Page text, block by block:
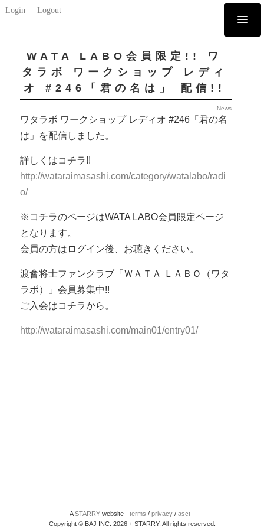
Login Logout
WATA LABO会員限定!! ワ
タラボ ワークショップ レディ
オ #246「君の名は」 配信!!
News
ワタラボ ワークショップ レディオ #246「君の名
は」を配信しました。
詳しくはコチラ!!
http://wataraimasashi.com/category/watalabo/radi
o/
※コチラのページはWATA LABO会員限定ページ
となります。
会員の方はログイン後、お聴きください。
渡會将士ファンクラブ「ＷＡＴＡ ＬＡＢＯ（ワタ
ラボ）」会員募集中!!
ご入会はコチラから。
http://wataraimasashi.com/main01/entry01/
ASTARRY website - terms / privacy / asct -
Copyright © BAJ INC. 2026 + STARRY. All rights reserved.